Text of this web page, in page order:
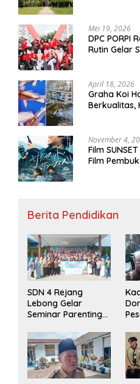
Mei 19, 2026
DPC PORPI
Rutin Gelar
April 18, 2026
Graha Koi
Berkualitas,
November 4,
Film
Film
Berita Pendidikan
SDN 4 Rejang
Lebong Gelar
Seminar Parenting
Bullying,
Kadisdikbud: Patut
Jadi Contoh